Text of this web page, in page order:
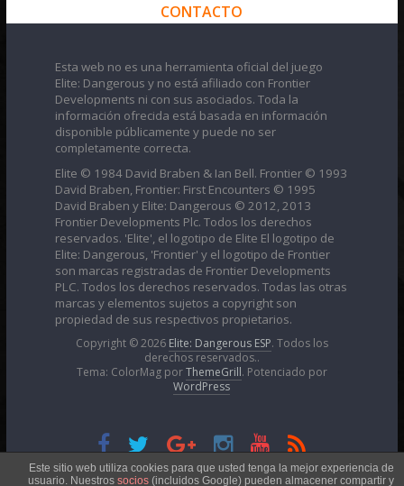
CONTACTO
Esta web no es una herramienta oficial del juego
Elite: Dangerous y no está afiliado con Frontier
Developments ni con sus asociados. Toda la
información ofrecida está basada en información
disponible públicamente y puede no ser
completamente correcta.
Elite © 1984 David Braben & Ian Bell. Frontier © 1993
David Braben, Frontier: First Encounters © 1995
David Braben y Elite: Dangerous © 2012, 2013
Frontier Developments Plc. Todos los derechos
reservados. 'Elite', el logotipo de Elite El logotipo de
Elite: Dangerous, 'Frontier' y el logotipo de Frontier
son marcas registradas de Frontier Developments
PLC. Todos los derechos reservados. Todas las otras
marcas y elementos sujetos a copyright son
propiedad de sus respectivos propietarios.
Copyright © 2026 Elite: Dangerous ESP. Todos los
derechos reservados..
Tema: ColorMag porThemeGrill. Potenciado por
WordPress
Esta obra está bajo unaLicencia Creative Commons
Este sitio web utiliza cookies para que usted tenga la mejor experiencia de
usuario. Nuestros socios (incluidos Google) pueden almacener compartir y